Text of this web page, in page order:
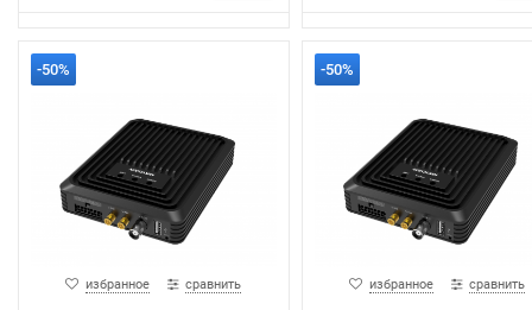
-50%
избранное сравнить
-50%
избранное сравнить